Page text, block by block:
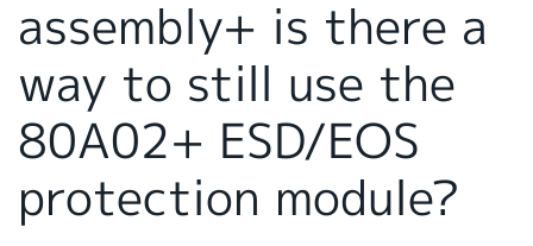
VIỆT NAM
简体中文
日本語
繁體中文
assembly+ is there a
way to still use the
80A02+ ESD/EOS
protection module?